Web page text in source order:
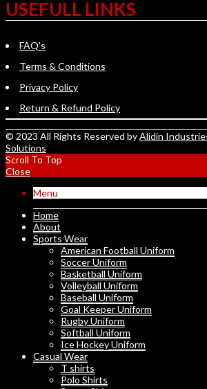
USEFULL LINKS
FAQ's
Terms & Conditions
Privacy Policy
Return & Refund Policy
© 2023 All Rights Reserved byAlidin
Solutions
Scroll To Top
Close
Menu
Home
About
Sports Wear
American Football Uniform
Soccer Uniform
Basketball Uniform
Volleyball Uniform
Baseball Uniform
Goal Keeper Uniform
Rugby Uniform
Softball Uniform
Ice Hockey Uniform
Casual Wear
T shirts
Polo Shirts